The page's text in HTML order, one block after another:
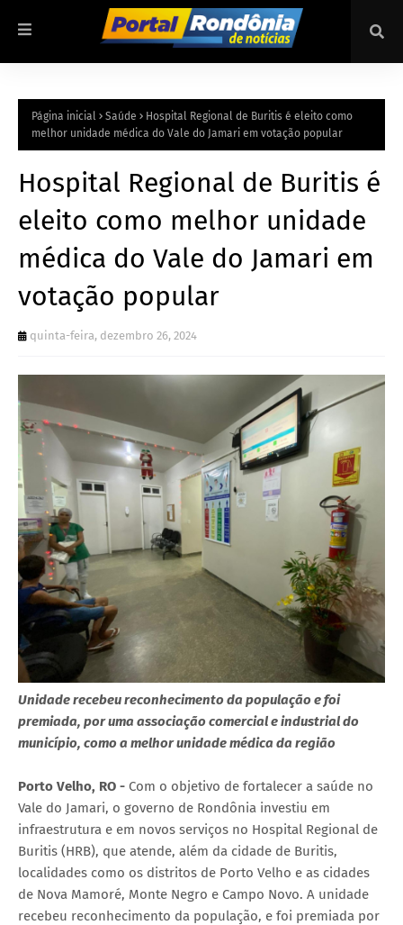
Página inicial Saúde
Hospital Regional de Buritis é eleito como
melhor unidade médica do Vale do Jamari em votação popular
Hospital Regional de Buritis é
eleito como melhor unidade
médica do Vale do Jamari em
votação popular
quinta-feira, dezembro 26, 2024
Unidade recebeu reconhecimento da população e foi
premiada, por uma associação comercial e industrial do
município, como a melhor unidade médica da região
Porto Velho, RO - Com o objetivo de fortalecer a saúde no
Vale do Jamari, o governo de Rondônia investiu em
infraestrutura e em novos serviços no Hospital Regional de
Buritis (HRB), que atende, além da cidade de Buritis,
localidades como os distritos de Porto Velho e as cidades
de Nova Mamoré, Monte Negro e Campo Novo. A unidade
recebeu reconhecimento da população, e foi premiada por